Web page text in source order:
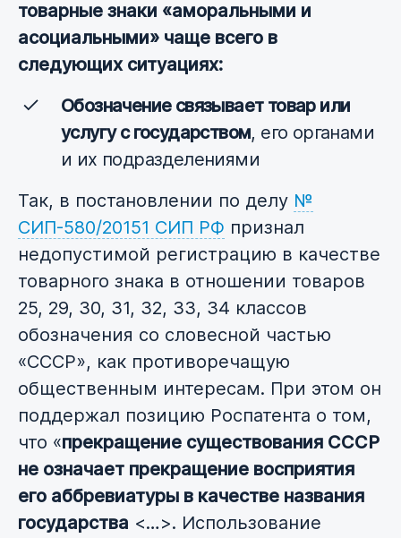
товарные знаки «аморальными и
асоциальными» чаще всего в
следующих ситуациях:
Обозначение связывает товар или
услугу с государством, его органами
и их подразделениями
Так, в постановлении по делу №
СИП-580/20151 СИП РФ признал
недопустимой регистрацию в качестве
товарного знака в отношении товаров
25, 29, 30, 31, 32, 33, 34 классов
обозначения со словесной частью
«СССР», как противоречащую
общественным интересам. При этом он
поддержал позицию Роспатента о том,
что «прекращение существования СССР
не означает прекращение восприятия
его аббревиатуры в качестве названия
государства <…>. Использование